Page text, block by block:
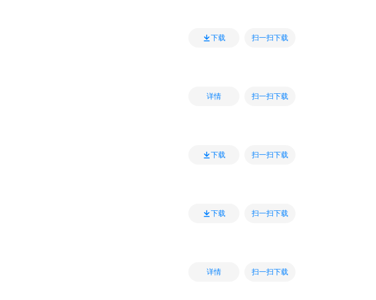
下载 扫一扫下载
详情 扫一扫下载
下载 扫一扫下载
下载 扫一扫下载
详情 扫一扫下载